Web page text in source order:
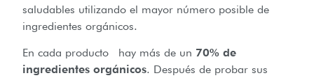
saludables utilizando el mayor número posible de
ingredientes orgánicos.
En cada producto hay más de un 70% de
ingredientes orgánicos. Después de probar sus